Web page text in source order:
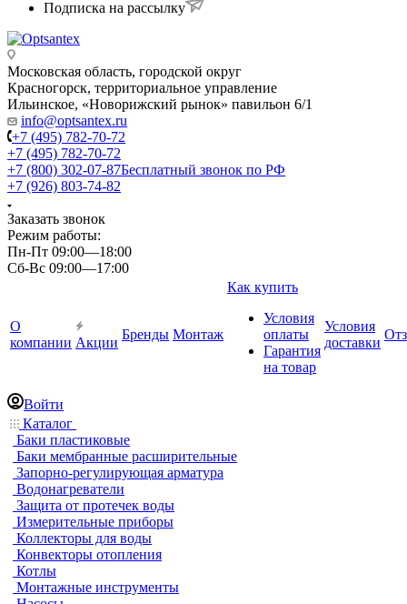
Подписка на рассылку
Московская область, городской округ
Красногорск, территориальное управление
Ильинское, «Новорижский рынок» павильон 6/1
info@optsantex.ru
+7 (495) 782-70-72
+7 (495) 782-70-72
+7 (800) 302-07-87Бесплатный звонок по РФ
+7 (926) 803-74-82
Заказать звонок
Режим работы:
Пн-Пт 09:00—18:00
Сб-Вс 09:00—17:00
О
компании Акции
Бренды Монтаж
Как купить
Условия
оплаты
Гарантия
на товар
Условия
доставки
Войти
Каталог
Баки пластиковые
Баки мембранные расширительные
Запорно-регулирующая арматура
Водонагреватели
Защита от протечек воды
Измерительные приборы
Коллекторы для воды
Конвекторы отопления
Котлы
Монтажные инструменты